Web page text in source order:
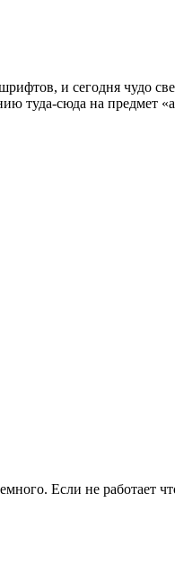
и сегодня чудо
туда-сюда на предмет
Если не работает